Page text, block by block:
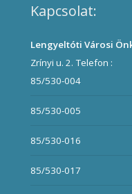
Kapcsolat:
Lengyeltóti Városi
Zrínyi u. 2. Telefon :
85/530-004
85/530-005
85/530-016
85/530-017